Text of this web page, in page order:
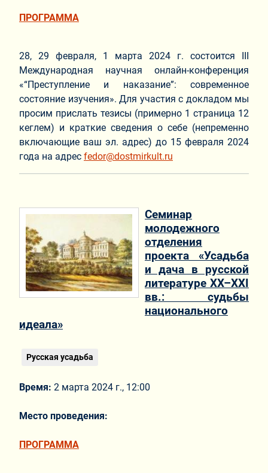
ПРОГРАММА
28, 29 февраля, 1 марта 2024 г. состоится III
Международная научная онлайн-конференция
«“Преступление и наказание”: современное
состояние изучения». Для участия с докладом мы
просим прислать тезисы (примерно 1 страница 12
кеглем) и краткие сведения о себе (непременно
включающие ваш эл. адрес) до 15 февраля 2024
года на адрес fedor@dostmirkult.ru
Семинар
молодежного
отделения
проекта «Усадьба
и дача в русской
литературе XX–XXI
вв.: судьбы
национального
идеала»
Русская усадьба
Время: 2 марта 2024 г., 12:00
Место проведения:
ПРОГРАММА